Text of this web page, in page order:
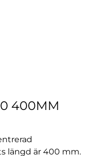
400MM
längd är 400 mm.